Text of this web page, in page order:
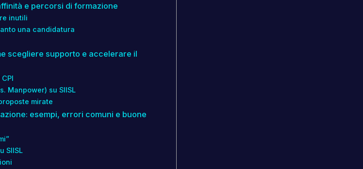
e percorsi di formazione
inutili
una candidatura
scegliere supporto e accelerare il
Manpower) su SIISL
mirate
esempi, errori comuni e buone
SIISL